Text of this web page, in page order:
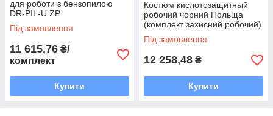
для роботи з бензопилою
DR-PIL-U ZP
Під замовлення
11 615,76 ₴/
комплект
Купити
Костюм кислотозащитный
робочий чорний Польща
(комплект захисний робочий)
AJ-UK412 B
Під замовлення
12 258,48 ₴
Купити